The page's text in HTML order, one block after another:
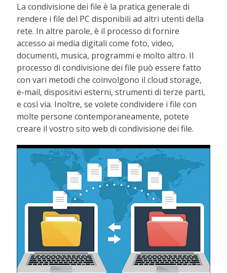
La condivisione dei file è la pratica generale di
rendere i file del PC disponibili ad altri utenti della
rete. In altre parole, è il processo di fornire
accesso ai media digitali come foto, video,
documenti, musica, programmi e molto altro. Il
processo di condivisione dei file può essere fatto
con vari metodi che coinvolgono il cloud storage,
e-mail, dispositivi esterni, strumenti di terze parti,
e così via. Inoltre, se volete condividere i file con
molte persone contemporaneamente, potete
creare il vostro sito web di condivisione dei file.